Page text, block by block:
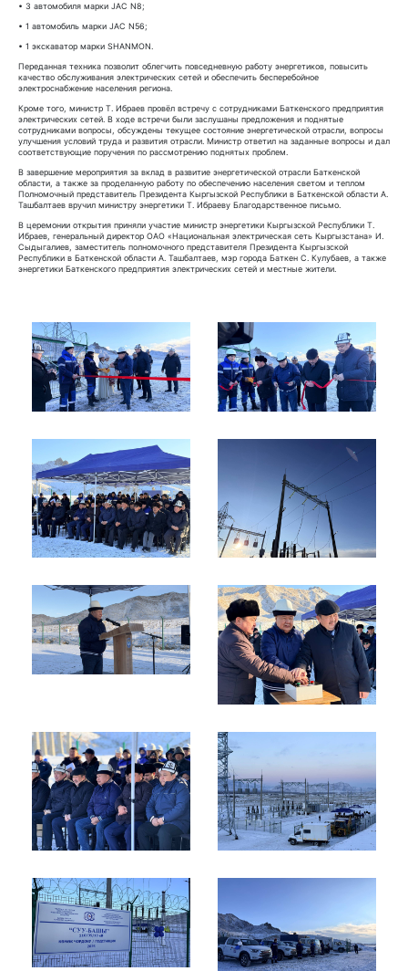
• 3 автомобиля марки JAC N8;
• 1 автомобиль марки JAC N56;
• 1 экскаватор марки SHANMON.
Переданная техника позволит облегчить повседневную работу энергетиков, повысить
качество обслуживания электрических сетей и обеспечить бесперебойное
электроснабжение населения региона.
Кроме того, министр Т. Ибраев провёл встречу с сотрудниками Баткенского предприятия
электрических сетей. В ходе встречи были заслушаны предложения и поднятые
сотрудниками вопросы, обсуждены текущее состояние энергетической отрасли, вопросы
улучшения условий труда и развития отрасли. Министр ответил на заданные вопросы и дал
соответствующие поручения по рассмотрению поднятых проблем.
В завершение мероприятия за вклад в развитие энергетической отрасли Баткенской
области, а также за проделанную работу по обеспечению населения светом и теплом
Полномочный представитель Президента Кыргызской Республики в Баткенской области А.
Ташбалтаев вручил министру энергетики Т. Ибраеву Благодарственное письмо.
В церемонии открытия приняли участие министр энергетики Кыргызской Республики Т.
Ибраев, генеральный директор ОАО «Национальная электрическая сеть Кыргызстана» И.
Сыдыгалиев, заместитель полномочного представителя Президента Кыргызской
Республики в Баткенской области А. Ташбалтаев, мэр города Баткен С. Кулубаев, а также
энергетики Баткенского предприятия электрических сетей и местные жители.